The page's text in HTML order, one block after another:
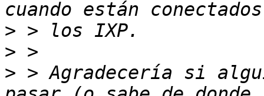
>
>
> > Agradecería si